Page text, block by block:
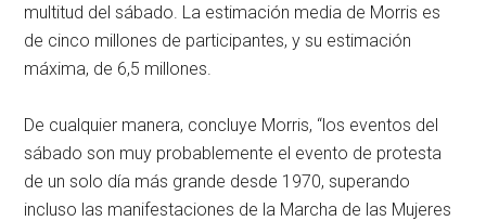
multitud del sábado. La estimación media de Morris es
de cinco millones de participantes, y su estimación
máxima, de 6,5 millones.
De cualquier manera, concluye Morris, “los eventos del
sábado son muy probablemente el evento de protesta
de un solo día más grande desde 1970, superando
incluso las manifestaciones de la Marcha de las Mujeres